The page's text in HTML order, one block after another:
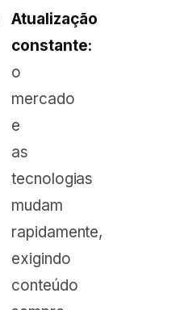
Atualização
constante:
o
mercado
e
as
tecnologias
mudam
rapidamente,
exigindo
conteúdo